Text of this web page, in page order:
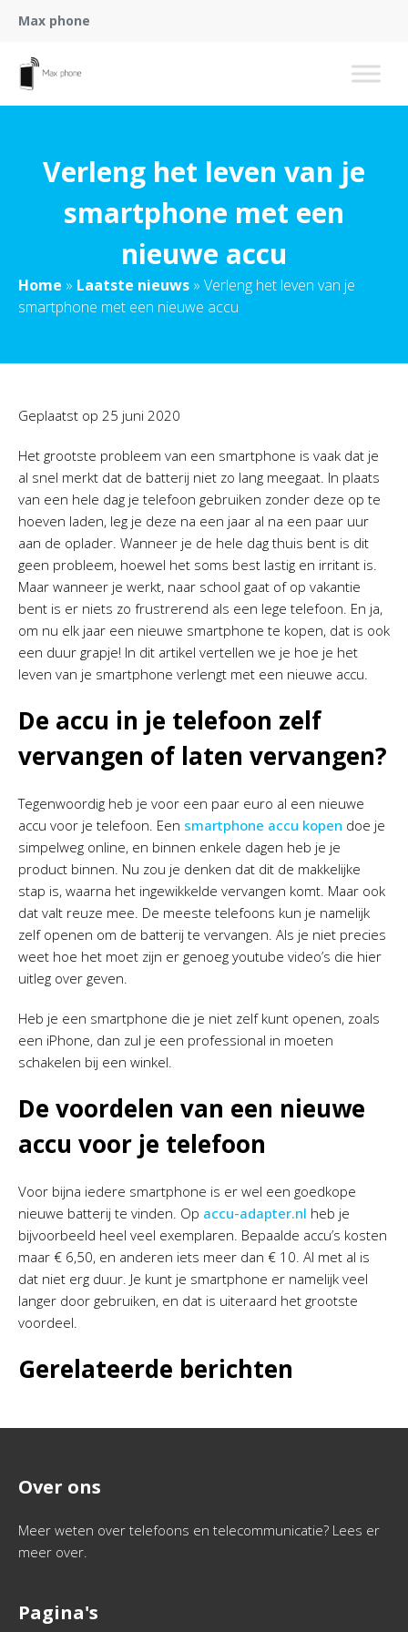
Max phone
Verleng het leven van je
smartphone met een
nieuwe accu
Home » Laatste nieuws » Verleng het leven van je
smartphone met een nieuwe accu
Geplaatst op 25 juni 2020
Het grootste probleem van een smartphone is vaak dat je
al snel merkt dat de batterij niet zo lang meegaat. In plaats
van een hele dag je telefoon gebruiken zonder deze op te
hoeven laden, leg je deze na een jaar al na een paar uur
aan de oplader. Wanneer je de hele dag thuis bent is dit
geen probleem, hoewel het soms best lastig en irritant is.
Maar wanneer je werkt, naar school gaat of op vakantie
bent is er niets zo frustrerend als een lege telefoon. En ja,
om nu elk jaar een nieuwe smartphone te kopen, dat is ook
een duur grapje! In dit artikel vertellen we je hoe je het
leven van je smartphone verlengt met een nieuwe accu.
De accu in je telefoon zelf
vervangen of laten vervangen?
Tegenwoordig heb je voor een paar euro al een nieuwe
accu voor je telefoon. Een smartphone accu kopen doe je
simpelweg online, en binnen enkele dagen heb je je
product binnen. Nu zou je denken dat dit de makkelijke
stap is, waarna het ingewikkelde vervangen komt. Maar ook
dat valt reuze mee. De meeste telefoons kun je namelijk
zelf openen om de batterij te vervangen. Als je niet precies
weet hoe het moet zijn er genoeg youtube video’s die hier
uitleg over geven.
Heb je een smartphone die je niet zelf kunt openen, zoals
een iPhone, dan zul je een professional in moeten
schakelen bij een winkel.
De voordelen van een nieuwe
accu voor je telefoon
Voor bijna iedere smartphone is er wel een goedkope
nieuwe batterij te vinden. Op accu-adapter.nl heb je
bijvoorbeeld heel veel exemplaren. Bepaalde accu’s kosten
maar € 6,50, en anderen iets meer dan € 10. Al met al is
dat niet erg duur. Je kunt je smartphone er namelijk veel
langer door gebruiken, en dat is uiteraard het grootste
voordeel.
Gerelateerde berichten
Over ons
Meer weten over telefoons en telecommunicatie? Lees er
meer over.
Pagina's